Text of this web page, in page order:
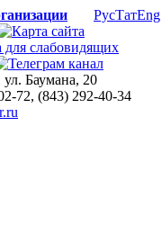
РусТатEng
ул. Баумана, 20
72, (843) 292-40-34